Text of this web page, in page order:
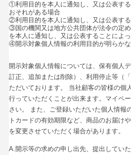
①利用目的を本人に通知し、又は公表す
おそれがある場合
②利用目的を本人に通知し、又は公表す
③国の機関又は地方公共団体が法令の定
を本人に通知し、又は公表することによ
④開示対象個人情報の利用目的が明らか
開示対象個人情報については、保有個人
訂正、追加または削除）、利用停止等（
ただいております。 当社顧客の皆様の個
行っていただくことが出来ます。マイペ
さい。 また、ご登録いただいた個人情報
トカードの有効期限など、商品のお届け
を変更させていただく場合があります。
A.開示等の求めの申し出先、提出してい